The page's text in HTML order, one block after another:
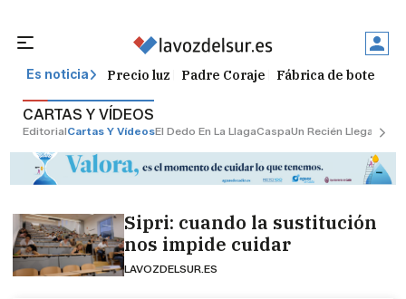
Es noticia Precio luz Padre Coraje Fábrica de botellas
CARTAS Y VÍDEOS
EditorialCartas Y VídeosEl Dedo En La LlagaCaspaUn Recién Llegado
Sipri: cuando la sustitución
nos impide cuidar
LAVOZDELSUR.ES